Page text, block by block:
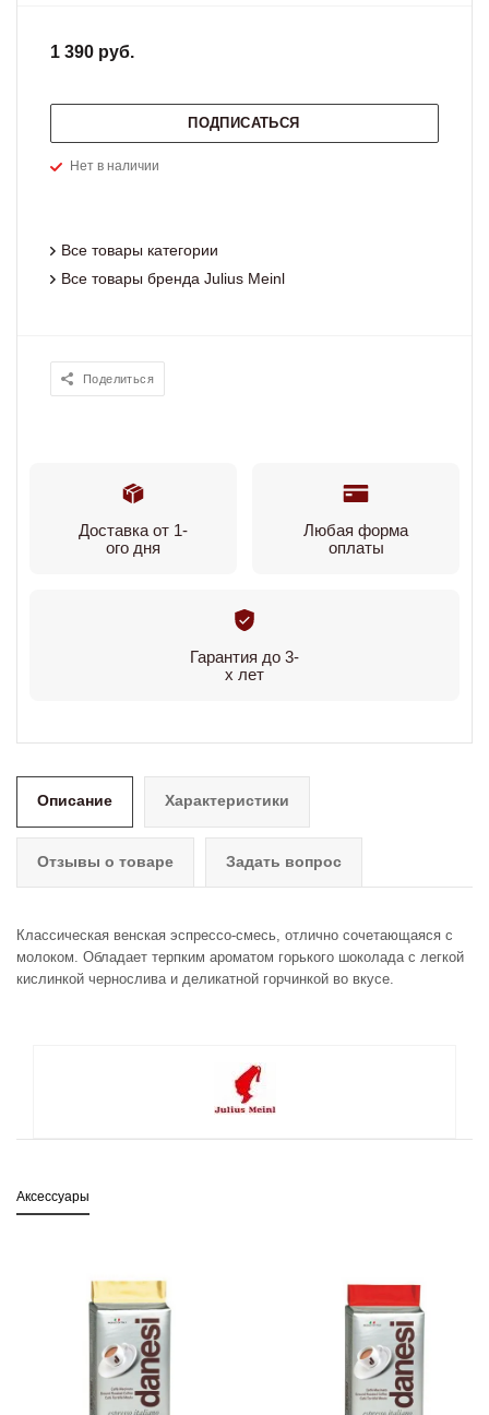
1 390 руб.
ПОДПИСАТЬСЯ
Нет в наличии
Все товары категории
Все товары бренда Julius Meinl
Поделиться
Доставка от 1-
ого дня
Любая форма
оплаты
Гарантия до 3-
х лет
Описание Характеристики
Отзывы о товаре Задать вопрос
Классическая венская эспрессо-смесь, отлично сочетающаяся с
молоком. Обладает терпким ароматом горького шоколада с легкой
кислинкой чернослива и деликатной горчинкой во вкусе.
Аксессуары